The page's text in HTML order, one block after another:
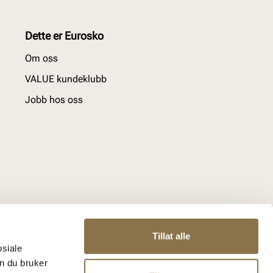
du bruker
Tillat alle
Dette er Eurosko
Om oss
VALUE kundeklubb
Jobb hos oss